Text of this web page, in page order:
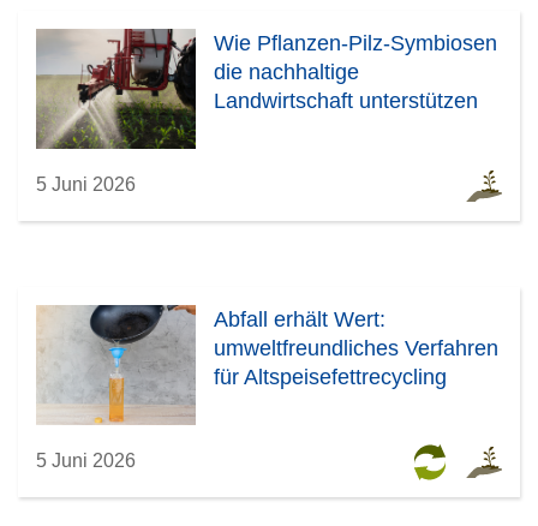
Wie Pflanzen-Pilz-Symbiosen
die nachhaltige
Landwirtschaft unterstützen
5 Juni 2026
Abfall erhält Wert:
umweltfreundliches Verfahren
für Altspeisefettrecycling
5 Juni 2026